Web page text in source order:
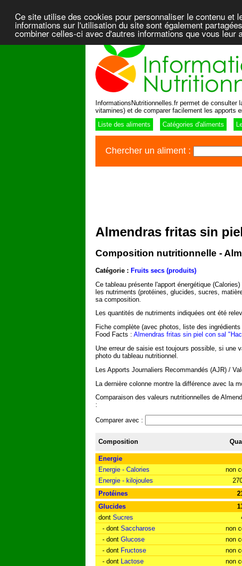
Ce site utilise des cookies pour personnaliser le contenu
informations sur l'utilisation du site sont également
combiner celles-ci avec d'autres informations que vous
InformationsNutritionnelles.fr permet de
vitamines) et de comparer facilement les apports
Liste des aliments
Catégories d'aliments
Chercher un aliment :
Almendras fritas sin
Composition nutritionnelle -
Catégorie : Fruits secs (produits)
Ce tableau présente l'apport énergétique
les nutriments (protéines, glucides, sucres,
sa composition.
Les quantités de nutriments indiquées ont été
Fiche complète (avec photos, liste des
Food Facts : Almendras fritas sin piel con sal
Une erreur de saisie est toujours possible, si une
photo du tableau nutritionnel.
Les Apports Journaliers Recommandés (AJR) /
La dernière colonne montre la différence avec la
Comparaison des valeurs nutritionnelles de
:
Comparer avec :
Composition
Energie
Energie - Calories
non
Energie - kilojoules
Protéines
Glucides
dont Sucres
- dont Saccharose
non
- dont Glucose
non
- dont Fructose
non
- dont Lactose
non